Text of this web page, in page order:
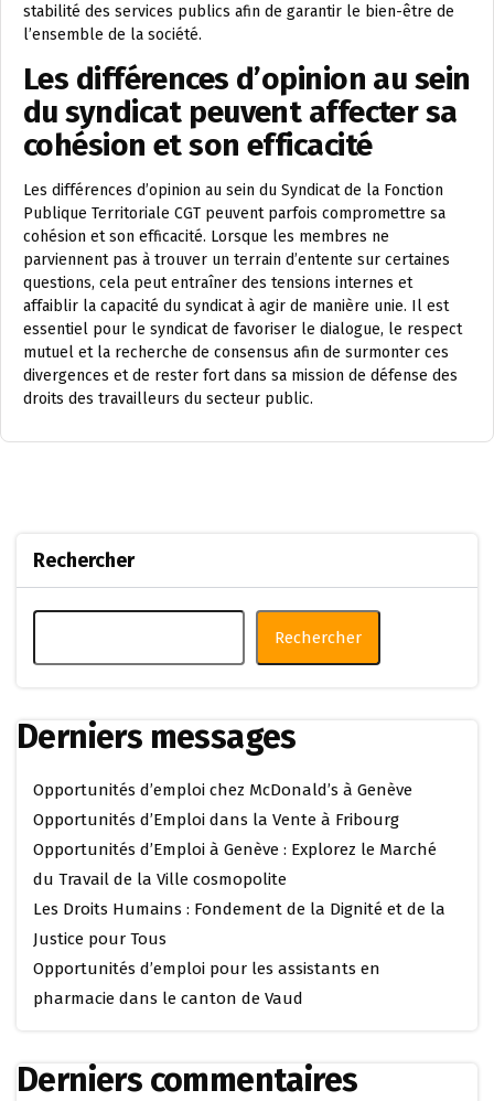
stabilité des services publics afin de garantir le bien-être de
l’ensemble de la société.
Les différences d’opinion au sein
du syndicat peuvent affecter sa
cohésion et son efficacité
Les différences d’opinion au sein du Syndicat de la Fonction
Publique Territoriale CGT peuvent parfois compromettre sa
cohésion et son efficacité. Lorsque les membres ne
parviennent pas à trouver un terrain d’entente sur certaines
questions, cela peut entraîner des tensions internes et
affaiblir la capacité du syndicat à agir de manière unie. Il est
essentiel pour le syndicat de favoriser le dialogue, le respect
mutuel et la recherche de consensus afin de surmonter ces
divergences et de rester fort dans sa mission de défense des
droits des travailleurs du secteur public.
Rechercher
Rechercher
Derniers messages
Opportunités d’emploi chez McDonald’s à Genève
Opportunités d’Emploi dans la Vente à Fribourg
Opportunités d’Emploi à Genève : Explorez le Marché
du Travail de la Ville cosmopolite
Les Droits Humains : Fondement de la Dignité et de la
Justice pour Tous
Opportunités d’emploi pour les assistants en
pharmacie dans le canton de Vaud
Derniers commentaires